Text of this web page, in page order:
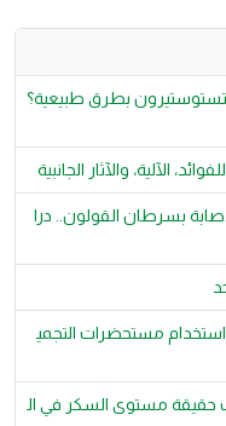
بطرق طبيعية؟
بسرطان القولون.. درا
استخدام مستحضرات التجمي
حقيقة مستوى السكر في ال